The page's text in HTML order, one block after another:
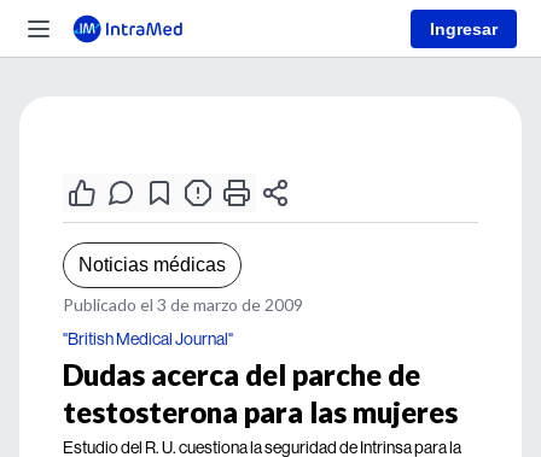
Ingresar
Noticias médicas
Publicado el 3 de marzo de 2009
"British Medical Journal"
Dudas acerca del parche de
testosterona para las mujeres
Estudio del R. U. cuestiona la seguridad de Intrinsa para la